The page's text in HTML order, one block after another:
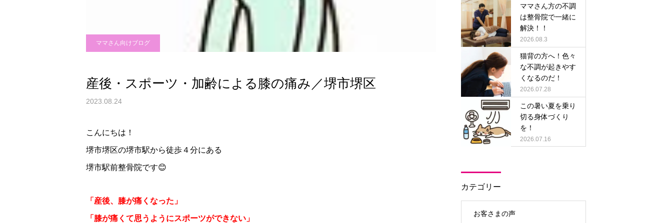
ママさん向けブログ
産後・スポーツ・加齢による膝の痛み／堺市堺区
2023.08.24
こんにちは！
堺市堺区の堺市駅から徒歩４分にある
堺市駅前整骨院です😊
「産後、膝が痛くなった」
「膝が痛くて思うようにスポーツができない」
ママさん方の不調
は整骨院で一緒に
解決！！
2026.08.3
猫背の方へ！色々
な不調が起きやす
くなるのだ！
2026.07.28
この暑い夏を乗り
切る身体づくり
を！
2026.07.16
カテゴリー
お客さまの声